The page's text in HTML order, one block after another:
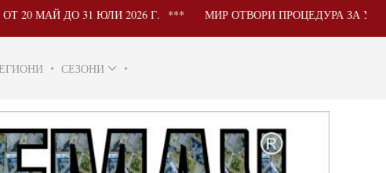
31 ЮЛИ 2026 Г. МИР ОТВОРИ ПРОЦЕДУРА ЗА УЧАСТИЕ НА
СЕЗОНИ